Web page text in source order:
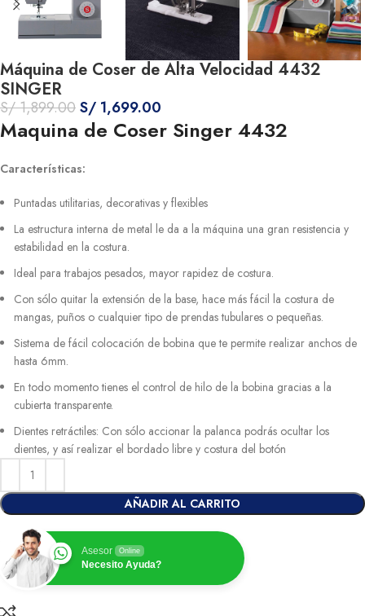
Máquina de Coser de Alta Velocidad 4432
SINGER
S/1,899.00S/ 1,699.00
Maquina de Coser Singer 4432
Características:
Puntadas utilitarias, decorativas y flexibles
La estructura interna de metal le da a la máquina una gran resistencia y
estabilidad en la costura.
Ideal para trabajos pesados, mayor rapidez de costura.
Con sólo quitar la extensión de la base, hace más fácil la costura de
mangas, puños o cualquier tipo de prendas tubulares o pequeñas.
Sistema de fácil colocación de bobina que te permite realizar anchos de
hasta 6mm.
En todo momento tienes el control de hilo de la bobina gracias a la
cubierta transparente.
Dientes retráctiles: Con sólo accionar la palanca podrás ocultar los
dientes, y así realizar el bordado libre y costura del botón
AÑADIR AL CARRITO
Asesor Online
Necesito Ayuda?